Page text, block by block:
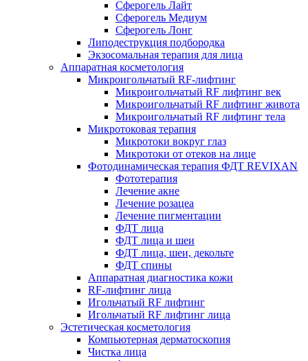
Сферогель Лайт
Сферогель Медиум
Сферогель Лонг
Липодеструкция подбородка
Экзосомальная терапия для лица
Аппаратная косметология
Микроигольчатый RF-лифтинг
Микроигольчатый RF лифтинг век
Микроигольчатый RF лифтинг живота
Микроигольчатый RF лифтинг тела
Микротоковая терапия
Микротоки вокруг глаз
Микротоки от отеков на лице
Фотодинамическая терапия ФДТ REVIXAN
Фототерапия
Лечение акне
Лечение розацеа
Лечение пигментации
ФДТ лица
ФДТ лица и шеи
ФДТ лица, шеи, декольте
ФДТ спины
Аппаратная диагностика кожи
RF-лифтинг лица
Игольчатый RF лифтинг
Игольчатый RF лифтинг лица
Эстетическая косметология
Компьютерная дерматоскопия
Чистка лица